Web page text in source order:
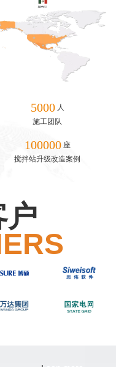
5000 人
施工团队
100000 座
搅拌站升级改造案例
户